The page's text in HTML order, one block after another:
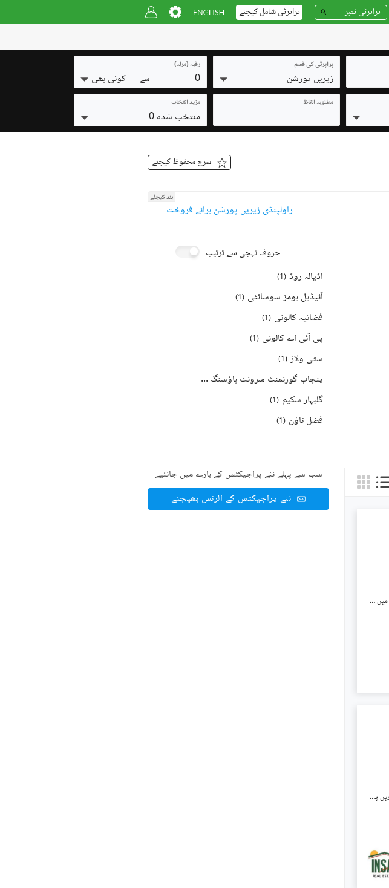
پراپرٹی شامل کیجئے
پراپرٹی کی قسم
زیریں پورشن
رقبہ (مرلہ)
0 سے کوئی بھی
مطلوبہ الفاظ مزید انتخاب
منتخب شدہ 0
سرچ محفوظ کیجئے
راولپنڈی زیریں پورشن برائے فروخت
بند کیجئے
حروف تہجی سے ترتیب
اڈیالہ روڈ (
1
)
آئیڈیل ہومز سوسائٹی (
1
)
فضائیہ کالونی (
1
)
پی آئی اے کالونی (
1
)
سٹی ولاز (
1
)
پنجاب گورنمنٹ سرونٹ ہاؤسنگ فاؤنڈیشن پی جی ایس ایچ ایف
گلبہار سکیم (
1
)
فضل ٹاؤن (
1
)
ویسٹریج راولپنڈی میں 4 کمروں کا 1 کنال زیریں پورشن 1.3 لاکھ میں کرایہ پر دستیاب ہے۔
گلشن آباد سیکٹر 2 گلشن آباد,راولپنڈی میں 1 کمرے کا 10 مرلہ زیریں پورشن 43.0 ہزار میں کرایہ پر دستیاب ہے۔
سب سے پہلے نئے پراجیکٹس کے بارے میں جانئیے
نئے پراجیکٹس کے الرٹس بھیجئے